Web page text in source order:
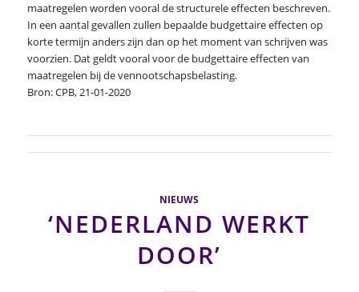
maatregelen worden vooral de structurele effecten beschreven.
In een aantal gevallen zullen bepaalde budgettaire effecten op
korte termijn anders zijn dan op het moment van schrijven was
voorzien. Dat geldt vooral voor de budgettaire effecten van
maatregelen bij de vennootschapsbelasting.
Bron: CPB, 21-01-2020
NIEUWS
‘NEDERLAND WERKT
DOOR’